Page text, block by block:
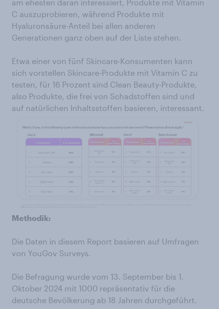
am ehesten daran interessiert, Produkte mit Vitamin
C auszuprobieren, während Produkte mit
Hyaluronsäure-Anteil bei allen anderen
Generationen ganz oben auf der Liste stehen.
Etwa einer von fünf Skincare-Konsumenten kann
sich vorstellen Skincare-Produkte mit Vitamin C zu
testen, für 16 Prozent sind Clean Beauty-Produkte,
also Produkte, die frei von Schadstoffen sind und
auf natürlichen Inhaltsstoffen basieren, interessant.
Methodik:
Die Daten in diesem Report basieren auf Umfragen
von YouGov Surveys.
Die Befragung wurde vom 13. September bis 1.
Oktober 2024 mit 1000 repräsentativ für die
deutsche Bevölkerung ab 18 Jahren durchgeführt.